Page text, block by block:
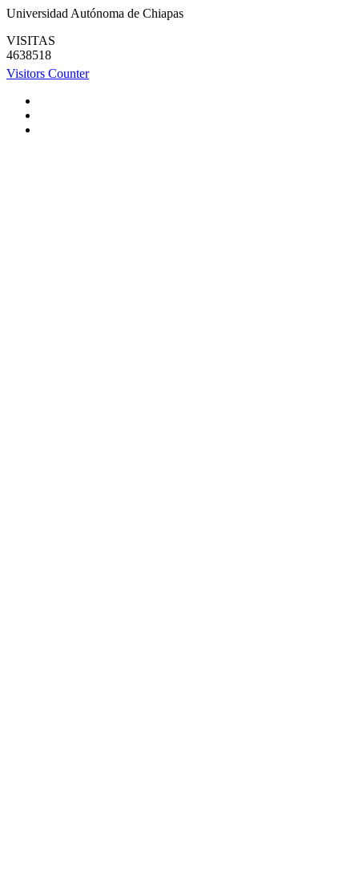
Universidad Autónoma de Chiapas
VISITAS
4638518
Visitors Counter